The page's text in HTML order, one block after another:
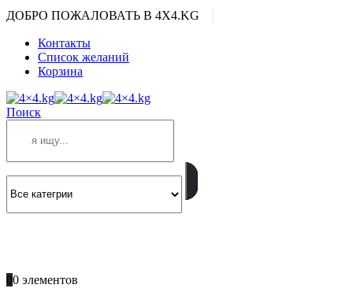
ДОБРО ПОЖАЛОВАТЬ В 4X4.KG
Контакты
Список желаний
Корзина
Поиск
00 элементов